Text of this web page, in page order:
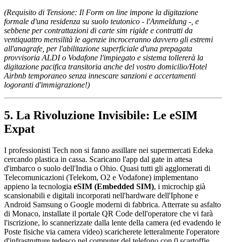
(Requisito di Tensione: Il Form on line impone la digitazione
formale d'una residenza su suolo teutonico - l'Anmeldung -, e
sebbene per contrattazioni di carte sim rigide e contratti da
ventiquattro mensilità le agenzie incroceranno davvero gli estremi
all'anagrafe, per l'abilitazione superficiale d'una prepagata
provvisoria ALDI o Vodafone l'impiegato e sistema tollererà la
digitazione pacifica transitoria anche del vostro domicilio/Hotel
Airbnb temporaneo senza innescare sanzioni e accertamenti
logoranti d'immigrazione!)
5. La Rivoluzione Invisibile: Le eSIM
Expat
I professionisti Tech non si fanno assillare nei supermercati Edeka
cercando plastica in cassa. Scaricano l'app dal gate in attesa
d'imbarco o suolo dell'India o Ohio. Quasi tutti gli agglomerati di
Telecomunicazioni (Telekom, O2 e Vodafone) implementano
appieno la tecnologia eSIM (Embedded SIM), i microchip già
scansionabili e digitali incorporati nell'hardware dell'Iphone e
Android Samsung o Google moderni di fabbrica. Atterrate su asfalto
di Monaco, installate il portale QR Code dell'operatore che vi farà
l'iscrizione, lo scannerizzate dalla lente della camera (ed evadendo le
Poste fisiche via camera video) scaricherete letteralmente l'operatore